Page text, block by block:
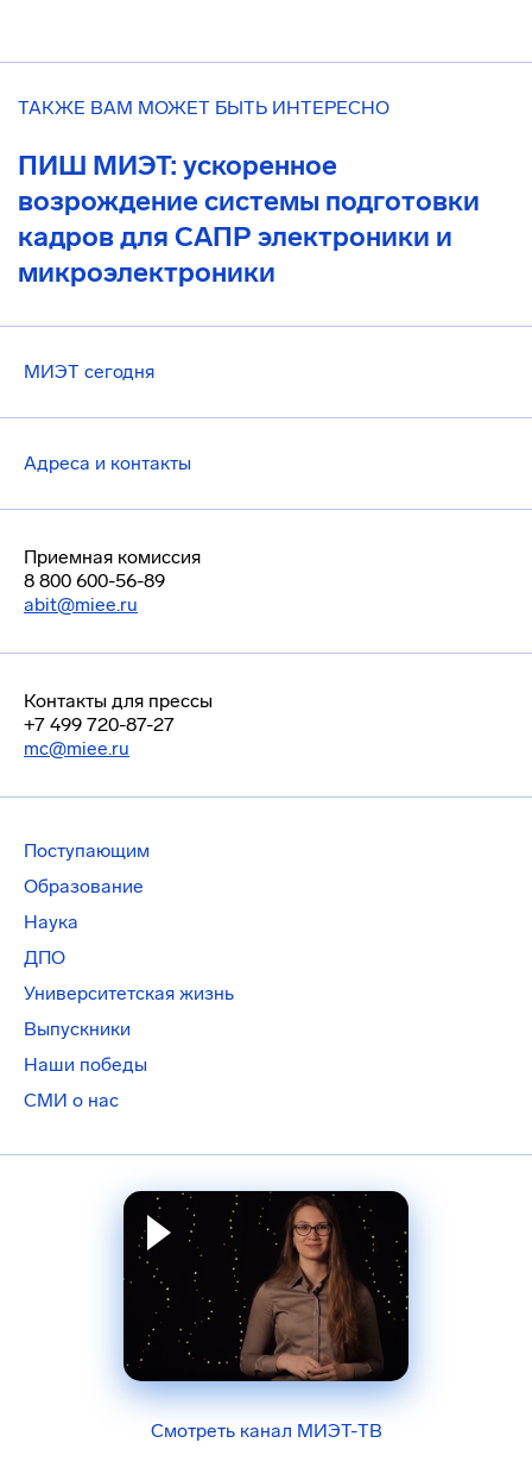
ТАКЖЕ ВАМ МОЖЕТ БЫТЬ ИНТЕРЕСНО
ПИШ МИЭТ: ускоренное
возрождение системы подготовки
кадров для САПР электроники и
микроэлектроники
МИЭТ сегодня
Адреса и контакты
Приемная комиссия
8 800 600-56-89
abit@miee.ru
Контакты для прессы
+7 499 720-87-27
mc@miee.ru
Поступающим
Образование
Наука
ДПО
Университетская жизнь
Выпускники
Наши победы
СМИ о нас
Смотреть канал МИЭТ-ТВ